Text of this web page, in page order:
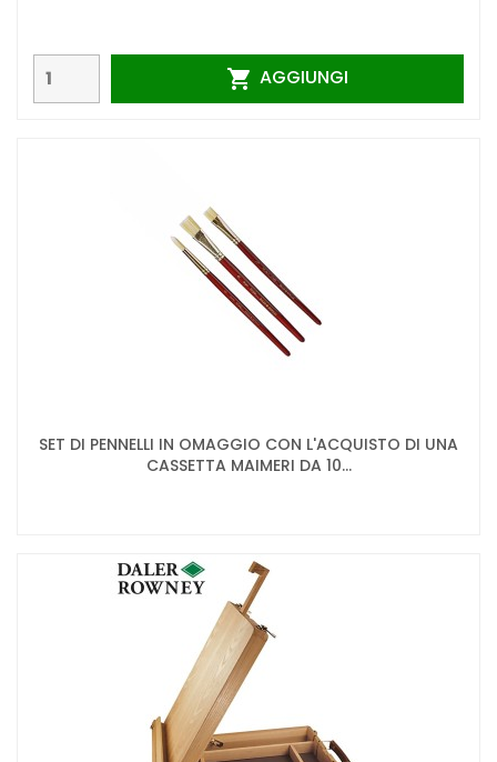
 AGGIUNGI
SET DI PENNELLI IN OMAGGIO CON L'ACQUISTO DI UNA
CASSETTA MAIMERI DA 10...